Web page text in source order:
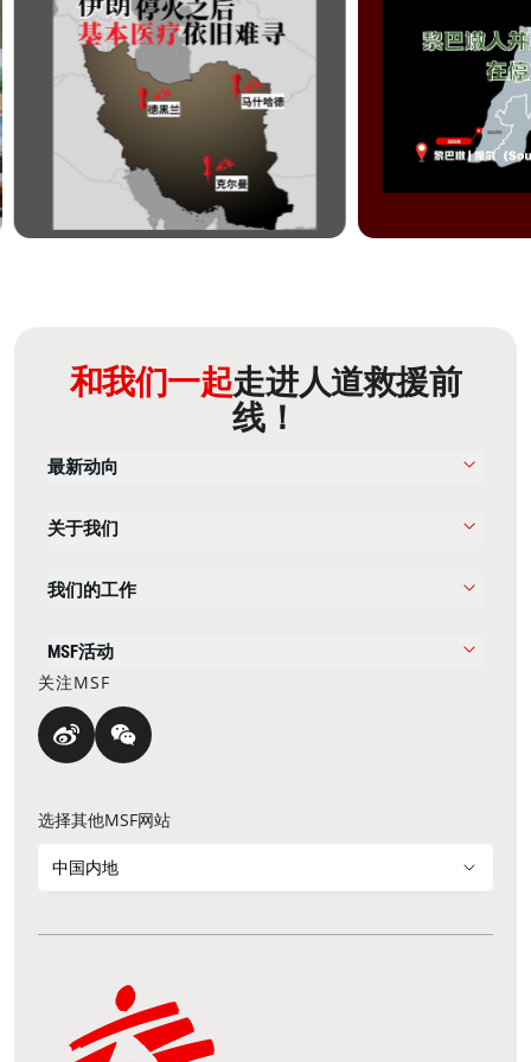
和我们一起走进人道救援前
线！
最新动向
关于我们
我们的工作
MSF活动
关注MSF
选择其他MSF网站
中国内地